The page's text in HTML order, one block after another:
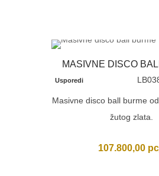
MASIVNE DISCO
Usporedi
Masivne disco ball burme
žutog zlata.
107.800,00